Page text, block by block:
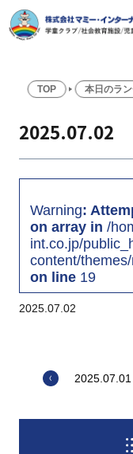
TOP 本日のラ
2025.07.02
Warning:
on array in /
int.co.jp/
content/
on line 19
2025.07.02
2025.07.01